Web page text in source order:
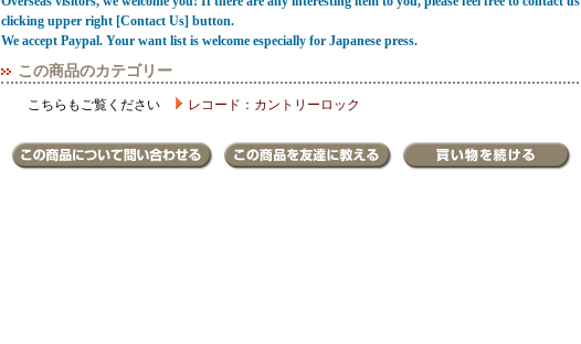
clicking upper right [Contact Us] button.
We accept Paypal. Your want list is welcome especially for Japanese press.
この商品のカテゴリー
こちらもご覧ください レコード：カントリーロック